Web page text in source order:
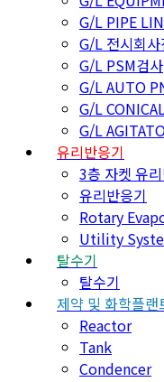
G/L PIPE
G/L 전시회사
G/L PSM검사
G/L AUTO
G/L
G/L
유리반응기
3층 자켓 유
유리반응기
Rotary
Utility
탈수기
탈수기
제약 및 화학플랜
Reactor
Tank
Condencer